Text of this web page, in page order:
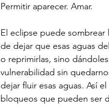
Permitir aparecer. Amar.
El eclipse puede sombrear
de dejar que esas aguas
o reprimirlas, sino
vulnerabilidad sin
dejar fluir esas aguas. Así
bloqueos que pueden ser